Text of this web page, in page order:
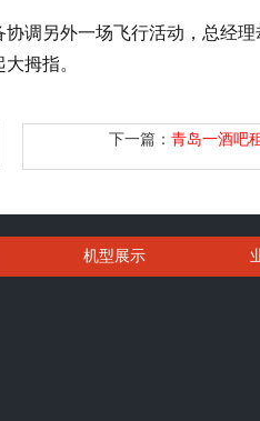
调另外一场飞行活动，总经
拇指。
下一篇： 青岛一酒吧
机型展示